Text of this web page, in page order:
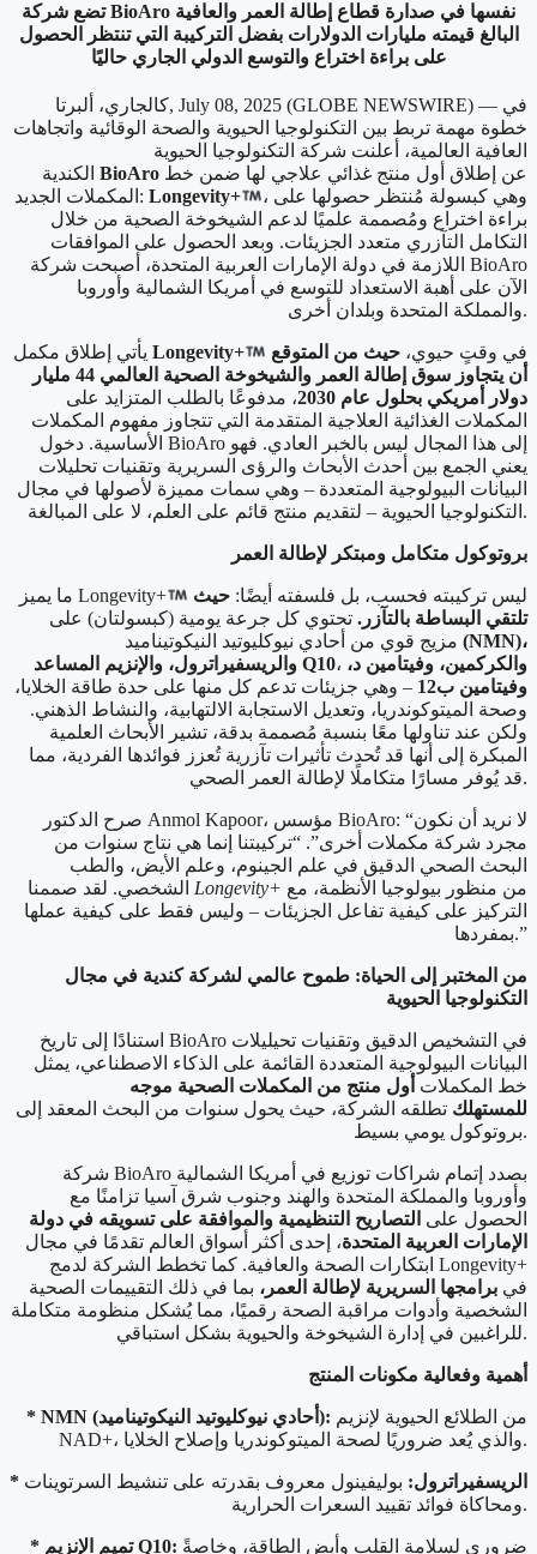
تضع شركة BioAro نفسها في صدارة قطاع إطالة العمر والعافية
البالغ قيمته مليارات الدولارات بفضل التركيبة التي تنتظر الحصول
على براءة اختراع والتوسع الدولي الجاري حاليًا
كالجاري، ألبرتا, July 08, 2025 (GLOBE NEWSWIRE) — في
خطوة مهمة تربط بين التكنولوجيا الحيوية والصحة الوقائية واتجاهات
العافية العالمية، أعلنت شركة التكنولوجيا الحيوية
BioAro
المكملات الجديد: Longevity+
، وهي كبسولة مُنتظر حصولها على
براءة اختراع ومُصممة علميًا لدعم الشيخوخة الصحية من خلال
التكامل التآزري متعدد الجزيئات. وبعد الحصول على الموافقات
اللازمة في دولة الإمارات العربية المتحدة، أصبحت شركة BioAro
الآن على أهبة الاستعداد للتوسع في أمريكا الشمالية وأوروبا
والمملكة المتحدة وبلدان أخرى.
Longevity+ في وقتٍ حيوي، حيث من المتوقع
أن يتجاوز سوق إطالة العمر والشيخوخة الصحية العالمي 44 مليار
دولار أمريكي بحلول عام 2030
، مدفوعًا بالطلب المتزايد على
المكملات الغذائية العلاجية المتقدمة التي تتجاوز مفهوم المكملات
الأساسية. دخول BioAro إلى هذا المجال ليس بالخبر العادي. فهو
يعني الجمع بين أحدث الأبحاث والرؤى السريرية وتقنيات تحليلات
البيانات البيولوجية المتعددة – وهي سمات مميزة لأصولها في مجال
التكنولوجيا الحيوية – لتقديم منتج قائم على العلم، لا على المبالغة.
بروتوكول متكامل ومبتكر لإطالة العمر
ما يميز Longevity+ ليس تركيبته فحسب، بل فلسفته أيضًا: حيث
تلتقي البساطة بالتآزر. تحتوي كل جرعة يومية (كبسولتان) على
(NMN)،
والريسفيراترول، والإنزيم المساعد Q10، والكركمين، وفيتامين د،
وفيتامين ب12
– وهي جزيئات تدعم كل منها على حدة طاقة الخلايا،
وصحة الميتوكوندريا، وتعديل الاستجابة الالتهابية، والنشاط الذهني.
ولكن عند تناولها معًا بنسبة مُصممة بدقة، تشير الأبحاث العلمية
المبكرة إلى أنها قد تُحدث تأثيرات تآزرية تُعزز فوائدها الفردية، مما
قد يُوفر مسارًا متكاملًا لإطالة العمر الصحي.
صرح الدكتور Anmol Kapoor، مؤسس BioAro: “لا نريد أن نكون
مجرد شركة مكملات أخرى”. “تركيبتنا إنما هي نتاج سنوات من
البحث الصحي الدقيق في علم الجينوم، وعلم الأيض، والطب
Longevity+
التركيز على كيفية تفاعل الجزيئات – وليس فقط على كيفية عملها
بمفردها.”
من المختبر إلى الحياة: طموح عالمي لشركة كندية في مجال
التكنولوجيا الحيوية
استنادًا إلى تاريخ BioAro في التشخيص الدقيق وتقنيات تحيليلات
البيانات البيولوجية المتعددة القائمة على الذكاء الاصطناعي، يمثل
خط المكملات أول منتج من المكملات الصحية موجه
للمستهلك تطلقه الشركة، حيث يحول سنوات من البحث المعقد إلى
بروتوكول يومي بسيط.
شركة BioAro بصدد إتمام شراكات توزيع في أمريكا الشمالية
وأوروبا والمملكة المتحدة والهند وجنوب شرق آسيا تزامنًا مع
الحصول على التصاريح التنظيمية والموافقة على تسويقه في دولة
الإمارات العربية المتحدة، إحدى أكثر أسواق العالم تقدمًا في مجال
ابتكارات الصحة والعافية. كما تخطط الشركة لدمج Longevity+
في برامجها السريرية لإطالة العمر، بما في ذلك التقييمات الصحية
الشخصية وأدوات مراقبة الصحة رقميًا، مما يُشكل منظومة متكاملة
للراغبين في إدارة الشيخوخة والحيوية بشكل استباقي.
أهمية وفعالية مكونات المنتج
* NMN (أحادي نيوكليوتيد النيكوتيناميد):
NAD+، والذي يُعد ضروريًا لصحة الميتوكوندريا وإصلاح الخلايا.
* الريسفيراترول: بوليفينول معروف بقدرته على تنشيط السرتوينات
ومحاكاة فوائد تقييد السعرات الحرارية.
* تميم الإنزيم Q10: